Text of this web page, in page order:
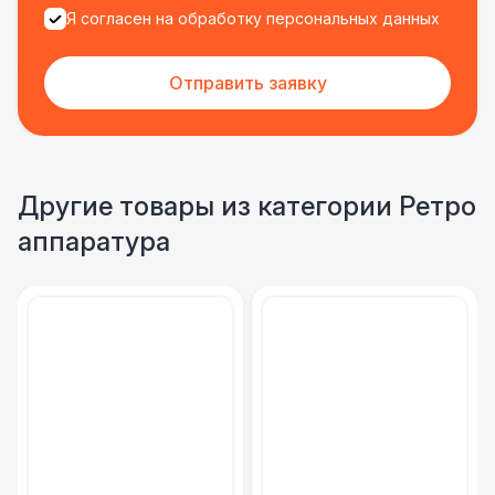
Я согласен на обработку персональных данных
Отправить заявку
Другие товары из категории Ретро
аппаратура